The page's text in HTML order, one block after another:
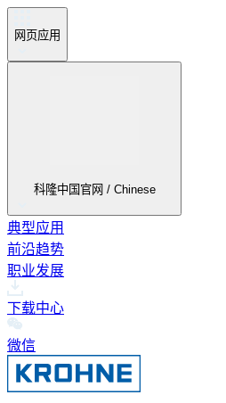
网页应用
科隆中国官网 / Chinese
典型应用
前沿趋势
职业发展
下载中心
微信